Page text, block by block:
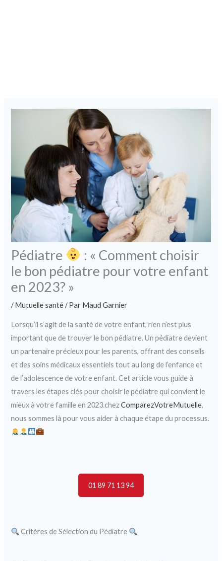
Pédiatre
: « Comment choisir
le bon pédiatre pour votre enfant
en 2023? »
/Mutuelle santé/ Par Maud Garnier
Lorsqu’il s’agit de la santé de votre enfant, rien n’est plus
important que de trouver le bon pédiatre. Un pédiatre devient
un partenaire précieux pour les parents, offrant des conseils
et des soins médicaux essentiels tout au long de l’enfance et
de l’adolescence de votre enfant. Cet article vous guide à
travers les étapes clés pour choisir le pédiatre qui convient le
mieux à votre famille en 2023.chezComparezVotreMutuelle,
nous sommes là pour vous aider à chaque étape du processus.
01 89 71 13 94
Critères de Sélection du Pédiatre